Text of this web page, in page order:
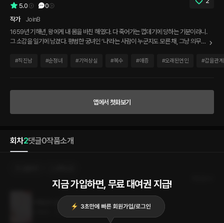
5.0
0
작가
JoinB
1659년 기해년, 왕에게 내 몸을 바친 해였다. 다 죽어가는 껍데기에 당하는 기분이라니.
그 소감을 일기에 남겼다. 평범한 궁녀인 ‘나’라는 사람이 누군지도 모른 채, 그냥 의무처
견했다. 이 자리와 일기, 그리고 기억과 이름이 모두 내 것임을 깨달았을 당시 나는 사랑
사람들과의 눈치 싸움. 그 사이에서 ‘나’는 이겨낼 것도 많고, 찾을 것도 많고, 무엇보다
겨야만 했는가!
#직진남 #순정녀 #기억상실 #복수 #애증 #오래된연인 #갑을관계
앱에서 첫화보기
회차2댓글0작품소개
지금 가입하면, 무료 대여권 지급!
기해년의 잡다한 궁녀일기 2권 (완결)
2024.02.07